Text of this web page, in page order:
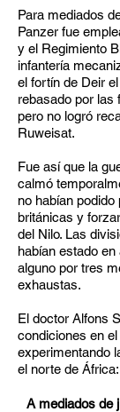
Para mediados
Panzer fue
y el Regimiento
infantería
el fortín de Deir
rebasado por las
pero no logró
Ruweisat.
Fue así que la
calmó
no habían
británicas y
del Nilo. Las
habían estado
alguno por tres
exhaustas.
El doctor Alfons
condiciones en
experimentando
el norte de África:
A mediados de